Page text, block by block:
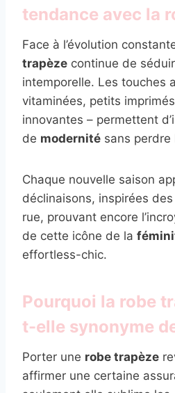
tendance avec la
Face à l’évolution
trapèze continue de
intemporelle. Les touches
vitaminées, petits
innovantes – permettent
de modernité sans perdre
Chaque nouvelle saison
déclinaisons, inspirées
rue, prouvant encore
de cette icône de la
effortless-chic.
Pourquoi la robe
t-elle synonyme
Porter une robe trapèze
affirmer une certaine